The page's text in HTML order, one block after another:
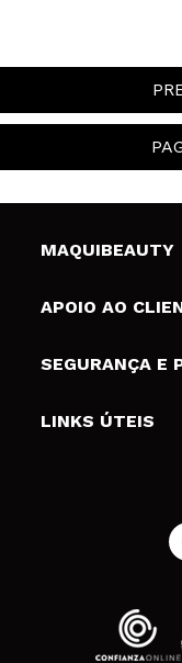
MAQUIBEAUTY
Sobre nós
Gift Cards
APOIO AO
Envios e
Formas de
SEGURANÇA E
Termos e
LINKS ÚTEIS